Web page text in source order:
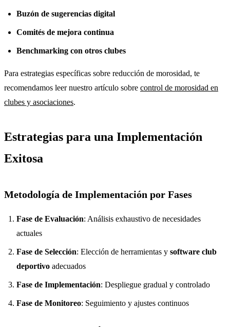
Buzón de sugerencias digital
Comités de mejora continua
Benchmarking con otros clubes
Para estrategias específicas sobre reducción de morosidad, te
recomendamos leer nuestro artículo sobre control de morosidad en
clubes y asociaciones.
Estrategias para una Implementación
Exitosa
Metodología de Implementación por Fases
Fase de Evaluación: Análisis exhaustivo de necesidades
actuales
Fase de Selección: Elección de herramientas y software club
deportivo adecuados
Fase de Implementación: Despliegue gradual y controlado
Fase de Monitoreo: Seguimiento y ajustes continuos